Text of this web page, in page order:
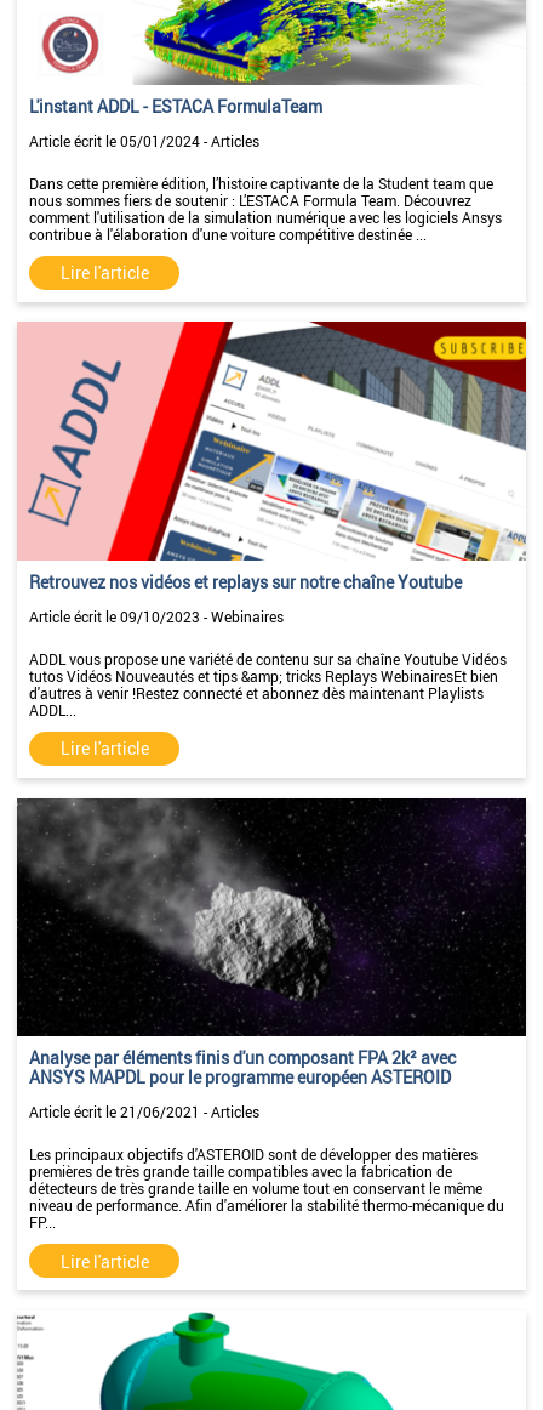
L'instant ADDL - ESTACA FormulaTeam
Article écrit le 05/01/2024 - Articles
Dans cette première édition, l’histoire captivante de la Student team que
nous sommes fiers de soutenir : L’ESTACA Formula Team. Découvrez
comment l'utilisation de la simulation numérique avec les logiciels Ansys
contribue à l'élaboration d'une voiture compétitive destinée ...
Lire l'article
Retrouvez nos vidéos et replays sur notre chaîne Youtube
Article écrit le 09/10/2023 - Webinaires
ADDL vous propose une variété de contenu sur sa chaîne Youtube Vidéos
tutos Vidéos Nouveautés et tips &amp; tricks Replays WebinairesEt bien
d'autres à venir !Restez connecté et abonnez dès maintenant Playlists
ADDL...
Lire l'article
Analyse par éléments finis d'un composant FPA 2k² avec
ANSYS MAPDL pour le programme européen ASTEROID
Article écrit le 21/06/2021 - Articles
Les principaux objectifs d'ASTEROID sont de développer des matières
premières de très grande taille compatibles avec la fabrication de
détecteurs de très grande taille en volume tout en conservant le même
niveau de performance. Afin d'améliorer la stabilité thermo-mécanique du
FP...
Lire l'article